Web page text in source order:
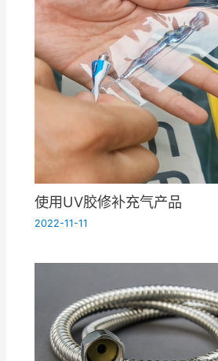
使用UV胶修补充气产品
2022-11-11